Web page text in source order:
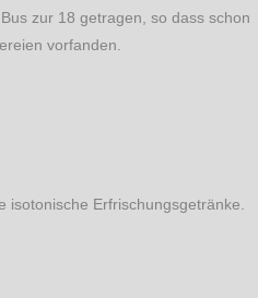
zur 18 getragen, so dass schon
vorfanden.
isotonische Erfrischungsgetränke.